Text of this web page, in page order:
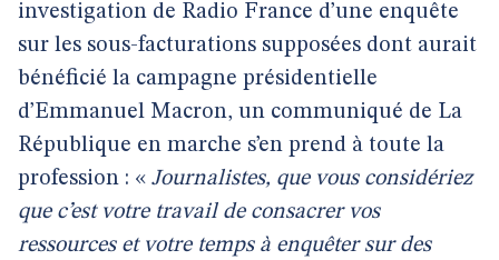
investigation de Radio France d’une enquête
sur les sous-facturations supposées dont aurait
bénéficié la campagne présidentielle
d’Emmanuel Macron, un communiqué de La
République en marche s’en prend à toute la
profession : « Journalistes, que vous considériez
que c’est votre travail de consacrer vos
ressources et votre temps à enquêter sur des